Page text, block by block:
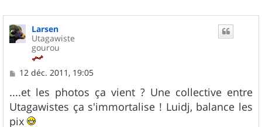
Larsen
Utagawiste
gourou
M
s
a
g
12 déc. 2011, 19:05
....et les photos ça vient ? Une collective entre
Utagawistes ça s'immortalise ! Luidj, balance les
pix